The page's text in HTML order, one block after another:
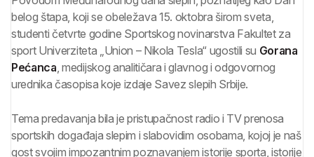
belog štapa, koji se obeležava 15. oktobra širom sveta,
studenti četvrte godine Sportskog novinarstva Fakultet za
sport Univerziteta „Union – Nikola Tesla“ ugostili su Gorana
Pećanca, medijskog analitičara i glavnog i odgovornog
urednika časopisa koje izdaje Savez slepih Srbije.
Tema predavanja bila je pristupačnost radio i TV prenosa
sportskih događaja slepim i slabovidim osobama, kojoj je naš
gost svojim impozantnim poznavanjem istorije sporta, istorije